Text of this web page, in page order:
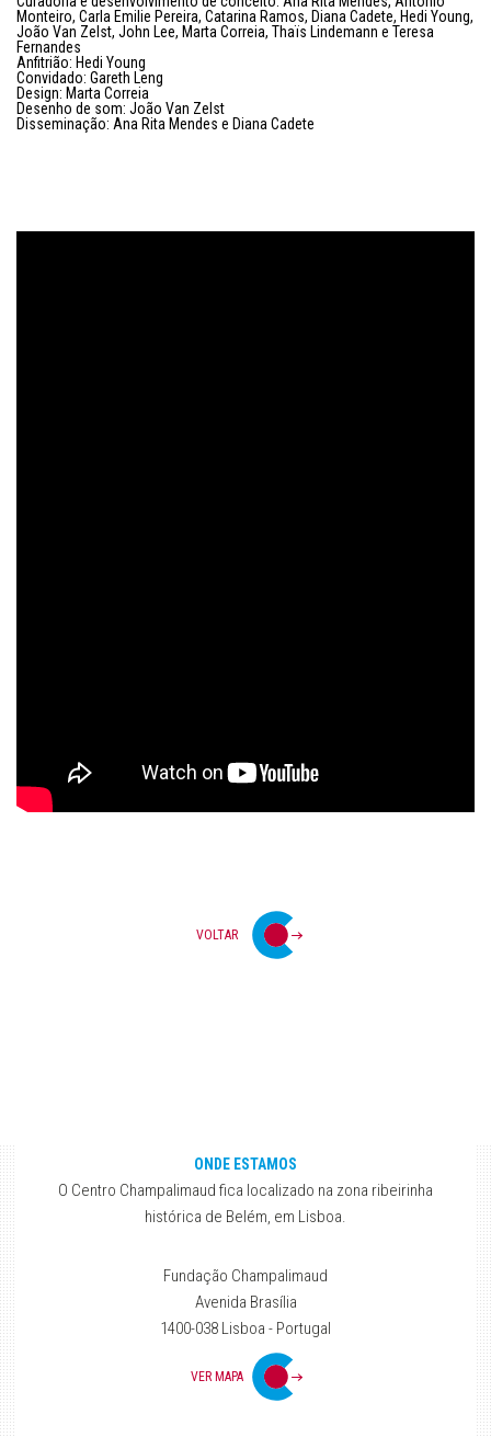
Monteiro, Carla Emilie Pereira, Catarina Ramos, Diana Cadete, Hedi Young,
João Van Zelst, John Lee, Marta Correia, Thaïs Lindemann e Teresa
Fernandes
Anfitrião: Hedi Young
Convidado: Gareth Leng
Design: Marta Correia
Desenho de som: João Van Zelst
Disseminação: Ana Rita Mendes e Diana Cadete
VOLTAR
ONDE ESTAMOS
O Centro Champalimaud fica localizado na zona ribeirinha
histórica de Belém, em Lisboa.
Fundação Champalimaud
Avenida Brasília
1400-038 Lisboa - Portugal
VER MAPA